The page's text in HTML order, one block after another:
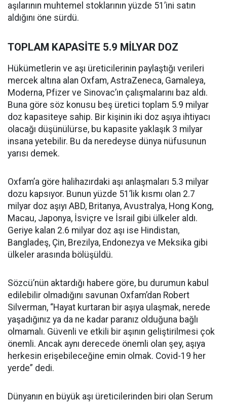
aşılarının muhtemel stoklarının yüzde 51’ini satın
aldığını öne sürdü.
TOPLAM KAPASİTE 5.9 MİLYAR DOZ
Hükümetlerin ve aşı üreticilerinin paylaştığı verileri
mercek altına alan Oxfam, AstraZeneca, Gamaleya,
Moderna, Pfizer ve Sinovac’ın çalışmalarını baz aldı.
Buna göre söz konusu beş üretici toplam 5.9 milyar
doz kapasiteye sahip. Bir kişinin iki doz aşıya ihtiyacı
olacağı düşünülürse, bu kapasite yaklaşık 3 milyar
insana yetebilir. Bu da neredeyse dünya nüfusunun
yarısı demek.
Oxfam’a göre halihazırdaki aşı anlaşmaları 5.3 milyar
dozu kapsıyor. Bunun yüzde 51’lik kısmı olan 2.7
milyar doz aşıyı ABD, Britanya, Avustralya, Hong Kong,
Macau, Japonya, İsviçre ve İsrail gibi ülkeler aldı.
Geriye kalan 2.6 milyar doz aşı ise Hindistan,
Bangladeş, Çin, Brezilya, Endonezya ve Meksika gibi
ülkeler arasında bölüşüldü.
Sözcü’nün aktardığı habere göre, bu durumun kabul
edilebilir olmadığını savunan Oxfam’dan Robert
Silverman, “Hayat kurtaran bir aşıya ulaşmak, nerede
yaşadığınız ya da ne kadar paranız olduğuna bağlı
olmamalı. Güvenli ve etkili bir aşının geliştirilmesi çok
önemli. Ancak aynı derecede önemli olan şey, aşıya
herkesin erişebileceğine emin olmak. Covid-19 her
yerde” dedi.
Dünyanın en büyük aşı üreticilerinden biri olan Serum